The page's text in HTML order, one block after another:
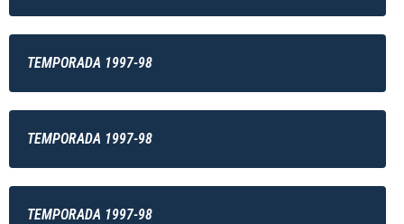
TEMPORADA 1997-98
TEMPORADA 1997-98
TEMPORADA 1997-98